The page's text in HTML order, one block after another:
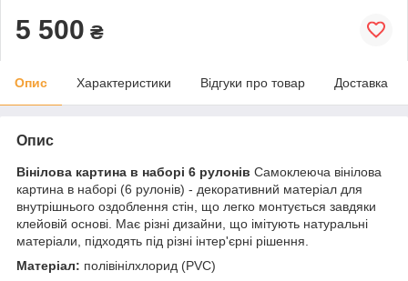
5 500 ₴
Опис Характеристики Відгуки про товар Доставка
Опис
Вінілова картина в наборі 6 рулонів Самоклеюча вінілова
картина в наборі (6 рулонів) - декоративний матеріал для
внутрішнього оздоблення стін, що легко монтується завдяки
клейовій основі. Має різні дизайни, що імітують натуральні
матеріали, підходять під різні інтер'єрні рішення.
Матеріал: полівінілхлорид (PVC)